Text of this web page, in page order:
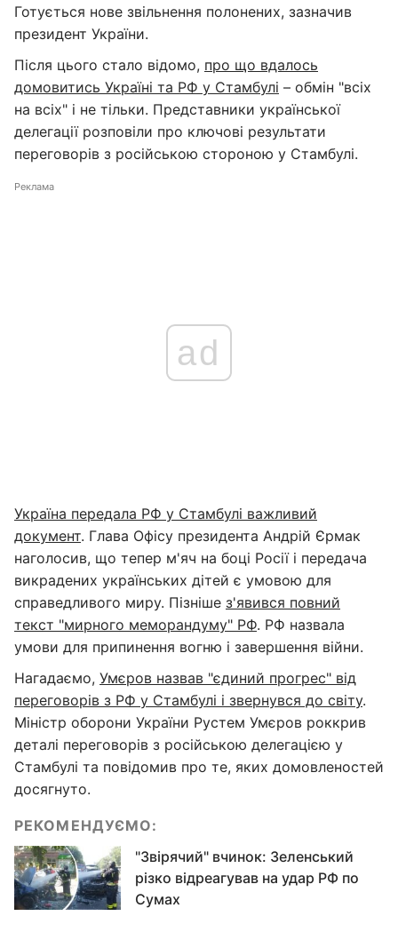
Готується нове звільнення полонених, зазначив
президент України.
Після цього стало відомо, про що вдалось
домовитись Україні та РФ у Стамбулі – обмін "всіх
на всіх" і не тільки. Представники української
делегації розповіли про ключові результати
переговорів з російською стороною у Стамбулі.
Реклама
ad
Україна передала РФ у Стамбулі важливий
документ. Глава Офісу президента Андрій Єрмак
наголосив, що тепер м'яч на боці Росії і передача
викрадених українських дітей є умовою для
справедливого миру. Пізніше з'явився повний
текст "мирного меморандуму" РФ. РФ назвала
умови для припинення вогню і завершення війни.
Нагадаємо, Умєров назвав "єдиний прогрес" від
переговорів з РФ у Стамбулі і звернувся до світу.
Міністр оборони України Рустем Умєров роккрив
деталі переговорів з російською делегацією у
Стамбулі та повідомив про те, яких домовленостей
досягнуто.
РЕКОМЕНДУЄМО:
"Звірячий" вчинок: Зеленський
різко відреагував на удар РФ по
Сумах